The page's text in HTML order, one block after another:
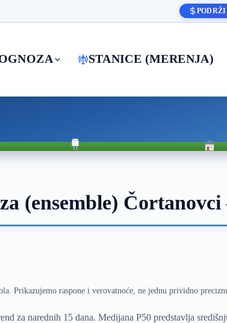
STANICE (MERENJA)
(ensemble)
Prikazujemo raspone i verovatnoće, ne jednu prividno
za narednih 15 dana. Medijana P50 predstavlja